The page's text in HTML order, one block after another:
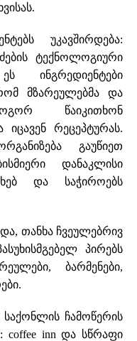
უკავშირდება:
ტექნოლოგიური
ინგრედიენტები
მზარეულებმა და
წაიკითხონ
რეცეპტურას.
გაუწიეთ
დანაკლისი
და საჭიროებს
თანხა ჩვეულებრივ
პირებს
ბარმენები,
ჩამოწერის
coffee inn და სწრაფი